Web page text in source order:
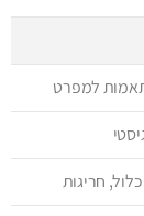
למפרט
חריגות